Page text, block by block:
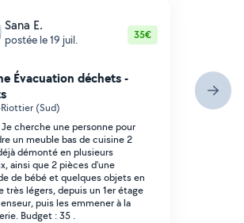
Sana E.
postée le 19 juil. 35€
Évacuation déchets -
(Sud)
Je cherche une personne pour
un meuble bas de cuisine 2
démonté en plusieurs
ainsi que 2 pièces d'une
de bébé et quelques objets en
très légers, depuis un 1er étage
puis les emmener à la
Budget : 35 .